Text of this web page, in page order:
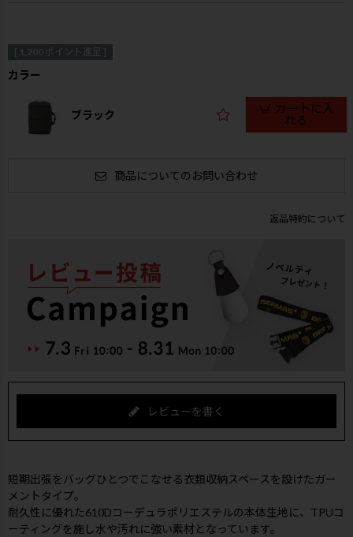
[ 1,200 ポイント進呈 ]
カラー
ブラック
カートに入
れる
商品についてのお問い合わせ
返品特約について
レビューを書く
短期出張をバッグひとつでこなせる衣類収納スペースを設けたガー
メントタイプ。
耐久性に優れた610Dコーデュラポリエステルの本体生地に、TPUコ
ーティングを施し水や汚れに強い素材となっています。